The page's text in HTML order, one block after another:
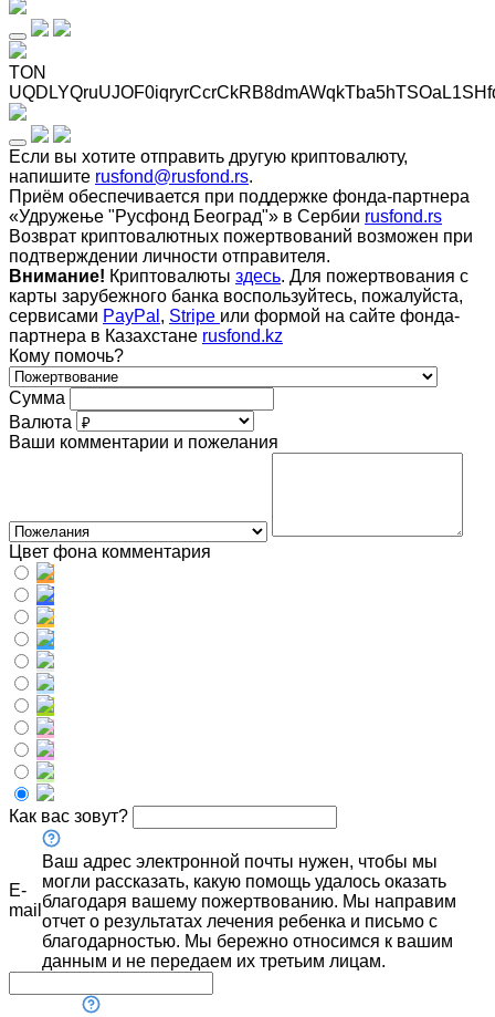
TON
Если вы хотите отправить другую криптовалюту,
напишите rusfond@rusfond.rs.
Приём обеспечивается при поддержке фонда-партнера
«Удружење "Русфонд Београд"» в Сербии rusfond.rs
Возврат криптовалютных пожертвований возможен при
подтверждении личности отправителя.
Внимание! Криптовалюты здесь. Для пожертвования с
карты зарубежного банка воспользуйтесь, пожалуйста,
сервисами PayPal , Stripe или формой на сайте фонда-
партнера в Казахстане rusfond.kz
Кому помочь?
Сумма
Валюта
Ваши комментарии и пожелания
Цвет фона комментария
Как вас зовут?
E-
mail
Ваш адрес электронной почты нужен, чтобы мы
могли рассказать, какую помощь удалось оказать
благодаря вашему пожертвованию. Мы направим
отчет о результатах лечения ребенка и письмо с
благодарностью. Мы бережно относимся к вашим
данным и не передаем их третьим лицам.